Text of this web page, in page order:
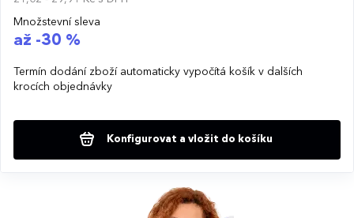
Množstevní sleva
až -30 %
Termín dodání zboží automaticky vypočítá košík v dalších
krocích objednávky
Konfigurovat a vložit do košíku